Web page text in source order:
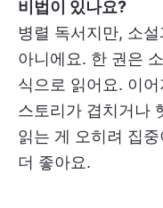
비법이 있나요?
병렬 독서지만, 소
아니에요. 한 권은
식으로 읽어요. 이
스토리가 겹치거나
읽는 게 오히려 집
더 좋아요.